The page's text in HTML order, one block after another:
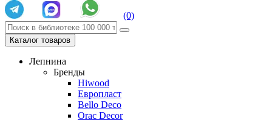
(0)
Каталог товаров
Лепнина
Бренды
Hiwood
Европласт
Bello Deco
Orac Decor